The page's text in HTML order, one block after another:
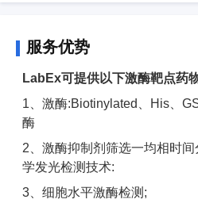
服务优势
LabEx可提供以下激酶靶点药
1、激酶:Biotinylated、His、
酶
2、激酶抑制剂筛选一均相时
学发光检测技术:
3、细胞水平激酶检测;